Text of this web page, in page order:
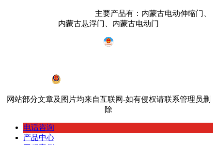
主要产品有：内蒙古电动伸缩门、
内蒙古悬浮门、内蒙古电动门
网站部分文章及图片均来自互联网-如有侵权请联系管理员删
除
电话咨询
产品中心